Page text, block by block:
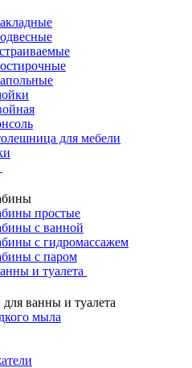
для мебели
простые
с ванной
с гидромассажем
с паром
и туалета
ванны и туалета
мыла